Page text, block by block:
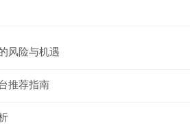
风险与机遇
推荐指南